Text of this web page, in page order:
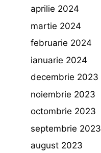
aprilie 2024
martie 2024
februarie 2024
ianuarie 2024
decembrie 2023
noiembrie 2023
octombrie 2023
septembrie 2023
august 2023